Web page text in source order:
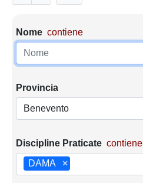
Nome contiene
Provincia
Benevento
Discipline Praticate contiene
×
DAMA